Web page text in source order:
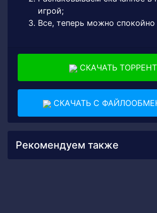
игрой;
Все, теперь можно спокойно
СКАЧАТЬ ТОРРЕНТ
СКАЧАТЬ С
Рекомендуем также